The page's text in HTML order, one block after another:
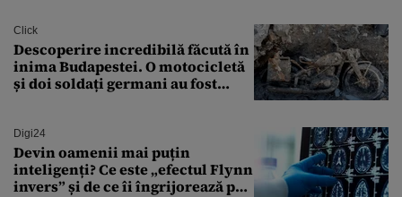
Click
Descoperire incredibilă făcută în
inima Budapestei. O motocicletă
și doi soldați germani au fost
Digi24
Devin oamenii mai puțin
inteligenți? Ce este „efectul Flynn
invers” și de ce îi îngrijorează pe